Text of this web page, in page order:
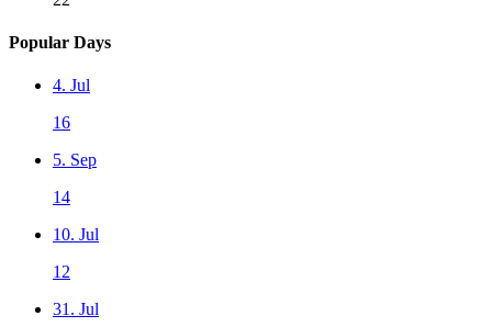
Popular Days
4. Jul
16
5. Sep
14
10. Jul
12
31. Jul